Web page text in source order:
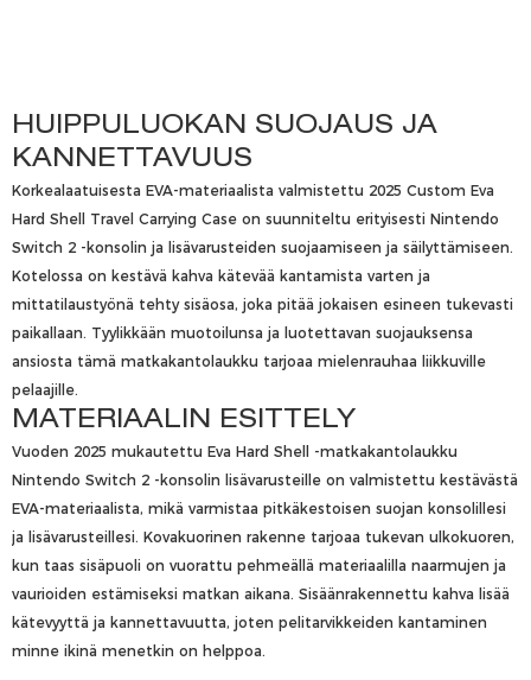
HUIPPULUOKAN SUOJAUS JA
KANNETTAVUUS
Korkealaatuisesta EVA-materiaalista valmistettu 2025 Custom Eva
Hard Shell Travel Carrying Case on suunniteltu erityisesti Nintendo
Switch 2 -konsolin ja lisävarusteiden suojaamiseen ja säilyttämiseen.
Kotelossa on kestävä kahva kätevää kantamista varten ja
mittatilaustyönä tehty sisäosa, joka pitää jokaisen esineen tukevasti
paikallaan. Tyylikkään muotoilunsa ja luotettavan suojauksensa
ansiosta tämä matkakantolaukku tarjoaa mielenrauhaa liikkuville
pelaajille.
MATERIAALIN ESITTELY
Vuoden 2025 mukautettu Eva Hard Shell -matkakantolaukku
Nintendo Switch 2 -konsolin lisävarusteille on valmistettu kestävästä
EVA-materiaalista, mikä varmistaa pitkäkestoisen suojan konsolillesi
ja lisävarusteillesi. Kovakuorinen rakenne tarjoaa tukevan ulkokuoren,
kun taas sisäpuoli on vuorattu pehmeällä materiaalilla naarmujen ja
vaurioiden estämiseksi matkan aikana. Sisäänrakennettu kahva lisää
kätevyyttä ja kannettavuutta, joten pelitarvikkeiden kantaminen
minne ikinä menetkin on helppoa.